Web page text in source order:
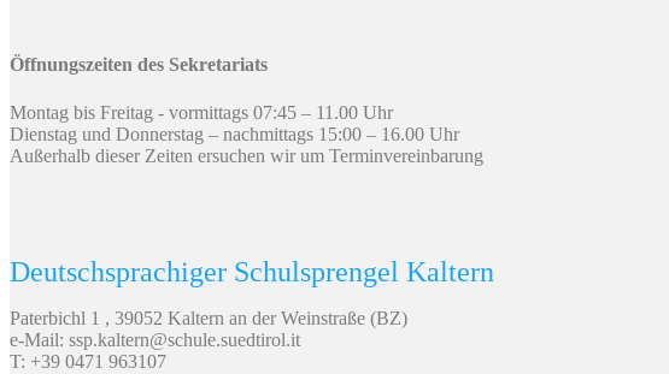
Öffnungszeiten des Sekretariats
Montag bis Freitag - vormittags 07:45 – 11.00 Uhr
Dienstag und Donnerstag – nachmittags 15:00 – 16.00 Uhr
Außerhalb dieser Zeiten ersuchen wir um Terminvereinbarung
Deutschsprachiger Schulsprengel Kaltern
Paterbichl 1 , 39052 Kaltern an der Weinstraße (BZ)
e-Mail: ssp.kaltern@schule.suedtirol.it
T: +39 0471 963107